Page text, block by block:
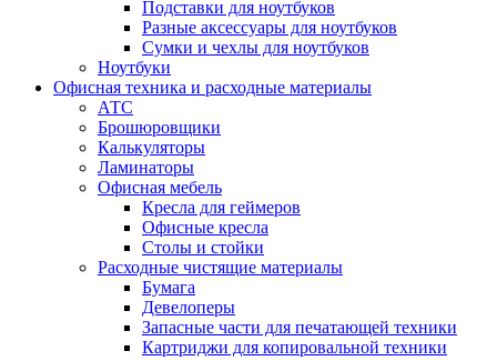
Подставки для ноутбуков
Разные аксессуары для ноутбуков
Сумки и чехлы для ноутбуков
Ноутбуки
Офисная техника и расходные материалы
АТС
Брошюровщики
Калькуляторы
Ламинаторы
Офисная мебель
Кресла для геймеров
Офисные кресла
Столы и стойки
Расходные чистящие материалы
Бумага
Девелоперы
Запасные части для печатающей техники
Картриджи для копировальной техники